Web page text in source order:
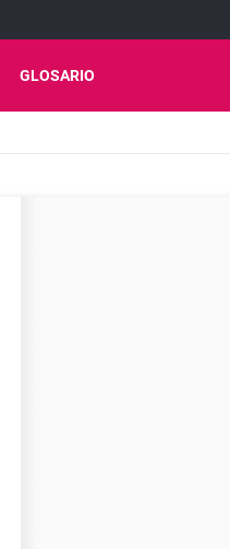
GLOSARIO